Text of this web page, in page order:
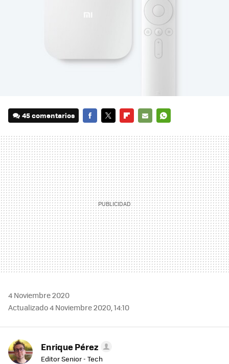
45 comentarios
MAIL
4 Noviembre 2020
Actualizado 4 Noviembre 2020, 14:10
Enrique Pérez
Editor Senior - Tech